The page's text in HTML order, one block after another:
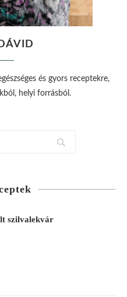
és gyors receptekre,
helyi forrásból.
szilvalekvár